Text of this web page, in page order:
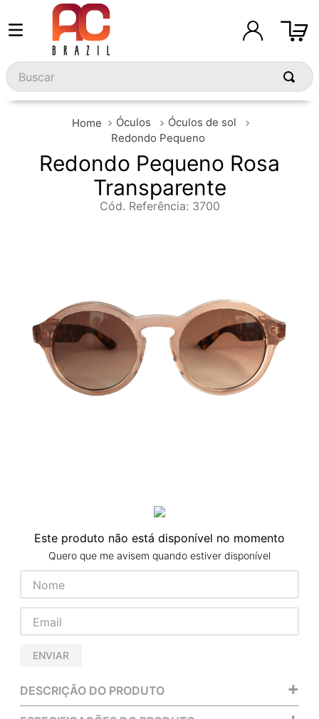
Buscar
Óculos
Óculos de sol
Redondo Pequeno
Redondo Pequeno Rosa
Transparente
Cód. Referência: 3700
Este produto não está disponível no momento
Quero que me avisem quando estiver disponível
ENVIAR
DESCRIÇÃO DO PRODUTO +